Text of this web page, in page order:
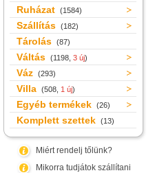
Ruházat (1584)
Szállítás (182)
Tárolás (87)
Váltás (1198, 3 új)
Váz (293)
Villa (508, 1 új)
Egyéb termékek (26)
Komplett szettek (13)
Miért rendelj tőlünk?
Mikorra tudjátok szállítani